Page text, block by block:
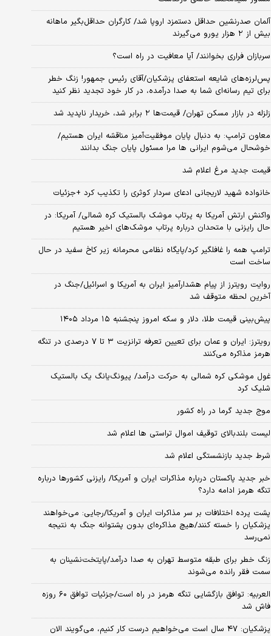
آلمان صدرنشین حداقل دستمزد اروپا شد/ کارگران حداقل‌بگیر ماهانه
بیش از ۲ هزار یورو می‌گیرند
سربازان فراری بخوانند/ آیا معافیت در راه است؟
پس‌لرزه‌های شایعه استعفای پزشکیان/آقای رئیس جمهور! زنگ خطر
برای تیم رسانه‌ای شما به صدا درآمده، در کار خود تجدید نظر کنید
زلزله در بازار مسکن تهران/ قیمت‌ها ۲ برابر شد، خریدار ناپدید شد
معاون ترامپ: به دنبال پایان موفقیت‌آمیز مناقشه ایران هستیم/
خوشحال می‌شوم ایرانی ها مرا مسئول پایان جنگ بدانند
قیمت جدید مرغ اعلام شد
خانواده شهید لاریجانی ادعای سردار کوثری را تکذیب کرد +جزئیات
واکنش ارتش آمریکا به پرتاب موشک بالستیک کره شمالی/ آمریکا: در
حال رایزنی با متحدان درباره پرتاب موشک‌های اخیر هستیم
ترامپ همه را غافلگیر کرد/پایگاه نظامی محرمانه زیر کاخ سفید در حال
ساخت است
روایت رویترز از پیام هشدارآمیز ایران به آمریکا و اسرائیل/جنگ در
آخرین لحظه متوقف شد
پیش‌بینی قیمت طلا، دلار و سکه امروز پنجشنبه ۱۵ مرداد ۱۴۰۵
رویترز: ایران و عمان برای تعیین تعرفه ترانزیت ۳ تا ۷ درصدی در تنگه
هرمز مذاکره می‌کنند
غول موشکی کره شمالی به حرکت درآمد/ پیونگ‌یانگ یک بالستیک
شلیک کرد
موج جدید گرما در راه کشور
لیست بلندبالای توقیف اموال تراستی ها اعلام شد
شرط جدید بازنشستگی اعلام شد
خبر جدید پاکستان درباره مذاکرات ایران و آمریکا/ رایزنی کشورها درباره
تنگه هرمز ادامه دارد؟
پشت پرده اختلافات بر سر مذاکرات ایران و آمریکا/رجایی: می‌خواهند
پزشکیان را خسته کنند/هیچ مذاکره‌ای بدون پشتوانه جنگ به نتیجه
نمی‌رسد
زنگ خطر برای طبقه متوسط تهران به صدا درآمد/پایتخت‌نشینان به
سمت فقر رانده می‌شوند
العربیه: توافق بازگشایی تنگه هرمز در راه است/جزئیات توافق ۶۰ روزه
فاش شد
پزشکیان: ۴۷ سال است می‌خواهیم درست کار کنیم، می‌گویند الان